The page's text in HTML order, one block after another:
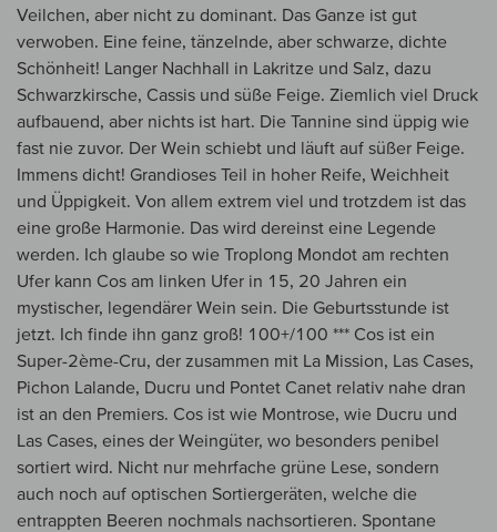
Veilchen, aber nicht zu dominant. Das Ganze ist gut
verwoben. Eine feine, tänzelnde, aber schwarze, dichte
Schönheit! Langer Nachhall in Lakritze und Salz, dazu
Schwarzkirsche, Cassis und süße Feige. Ziemlich viel Druck
aufbauend, aber nichts ist hart. Die Tannine sind üppig wie
fast nie zuvor. Der Wein schiebt und läuft auf süßer Feige.
Immens dicht! Grandioses Teil in hoher Reife, Weichheit
und Üppigkeit. Von allem extrem viel und trotzdem ist das
eine große Harmonie. Das wird dereinst eine Legende
werden. Ich glaube so wie Troplong Mondot am rechten
Ufer kann Cos am linken Ufer in 15, 20 Jahren ein
mystischer, legendärer Wein sein. Die Geburtsstunde ist
jetzt. Ich finde ihn ganz groß! 100+/100 *** Cos ist ein
Super-2ème-Cru, der zusammen mit La Mission, Las Cases,
Pichon Lalande, Ducru und Pontet Canet relativ nahe dran
ist an den Premiers. Cos ist wie Montrose, wie Ducru und
Las Cases, eines der Weingüter, wo besonders penibel
sortiert wird. Nicht nur mehrfache grüne Lese, sondern
auch noch auf optischen Sortiergeräten, welche die
entrappten Beeren nochmals nachsortieren. Spontane